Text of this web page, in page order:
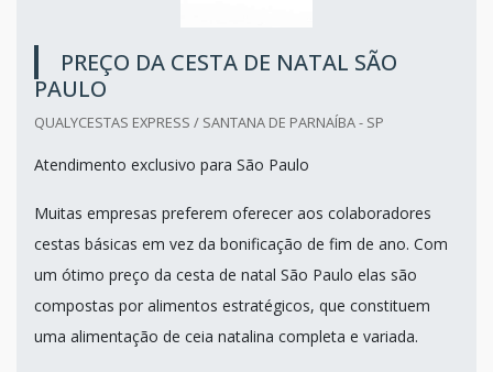
PREÇO DA CESTA DE NATAL SÃO
PAULO
QUALYCESTAS EXPRESS / SANTANA DE PARNAÍBA - SP
Atendimento exclusivo para São Paulo
Muitas empresas preferem oferecer aos colaboradores
cestas básicas em vez da bonificação de fim de ano. Com
um ótimo preço da cesta de natal São Paulo elas são
compostas por alimentos estratégicos, que constituem
uma alimentação de ceia natalina completa e variada.